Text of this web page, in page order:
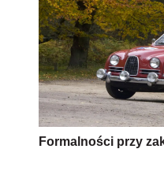
Formalności przy